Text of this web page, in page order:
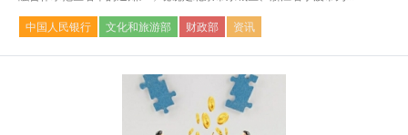
中国人民银行 文化和旅游部 财政部 资讯